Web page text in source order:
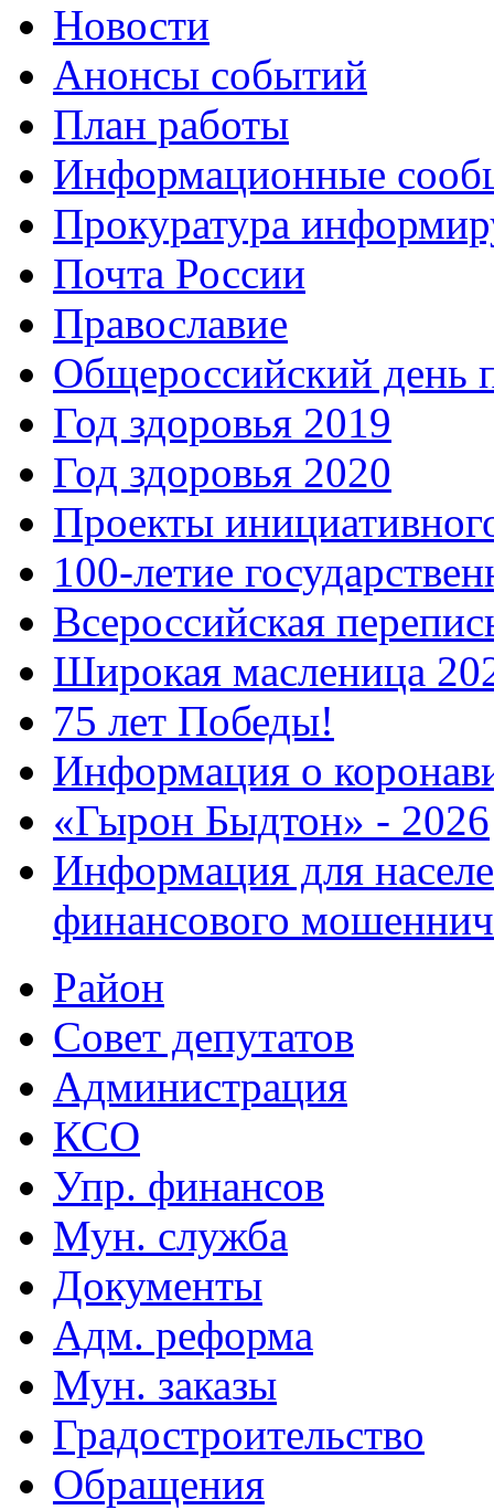
Новости
Анонсы событий
План работы
Информационные
Прокуратура
Почта России
Православие
Общероссийский день
Год здоровья 2019
Год здоровья 2020
Проекты
100-летие
Всероссийская
Широкая масленица
75 лет Победы!
Информация о
«Гырон Быдтон» - 2026
Информация для
финансового
Район
Совет депутатов
Администрация
КСО
Упр. финансов
Мун. служба
Документы
Адм. реформа
Мун. заказы
Градостроительство
Обращения